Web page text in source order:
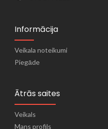
Informācija
Veikala noteikumi
Piegāde
Ātrās saites
Veikals
Mans profils